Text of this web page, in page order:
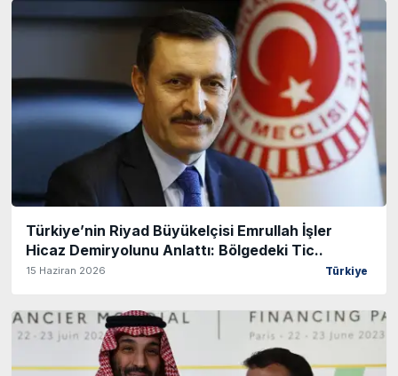
Türkiye’nin Riyad Büyükelçisi Emrullah İşler
Hicaz Demiryolunu Anlattı: Bölgedeki Tic..
15 Haziran 2026 Türkiye